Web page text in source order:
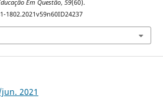
Em Questão, 59(60).
2021